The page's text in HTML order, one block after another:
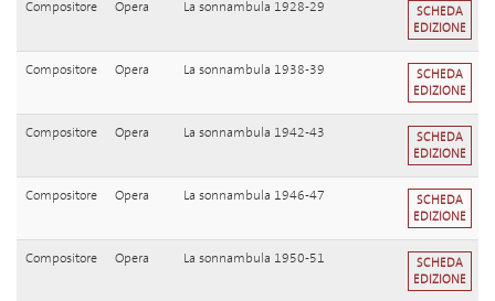
Compositore Opera La sonnambula 1928-29
SCHEDA
EDIZIONE
Compositore Opera La sonnambula 1938-39
SCHEDA
EDIZIONE
Compositore Opera La sonnambula 1942-43
SCHEDA
EDIZIONE
Compositore Opera La sonnambula 1946-47
SCHEDA
EDIZIONE
Compositore Opera La sonnambula 1950-51
SCHEDA
EDIZIONE